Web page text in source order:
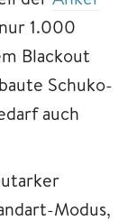
1.000
Blackout
Schuko-
auch
Modus,